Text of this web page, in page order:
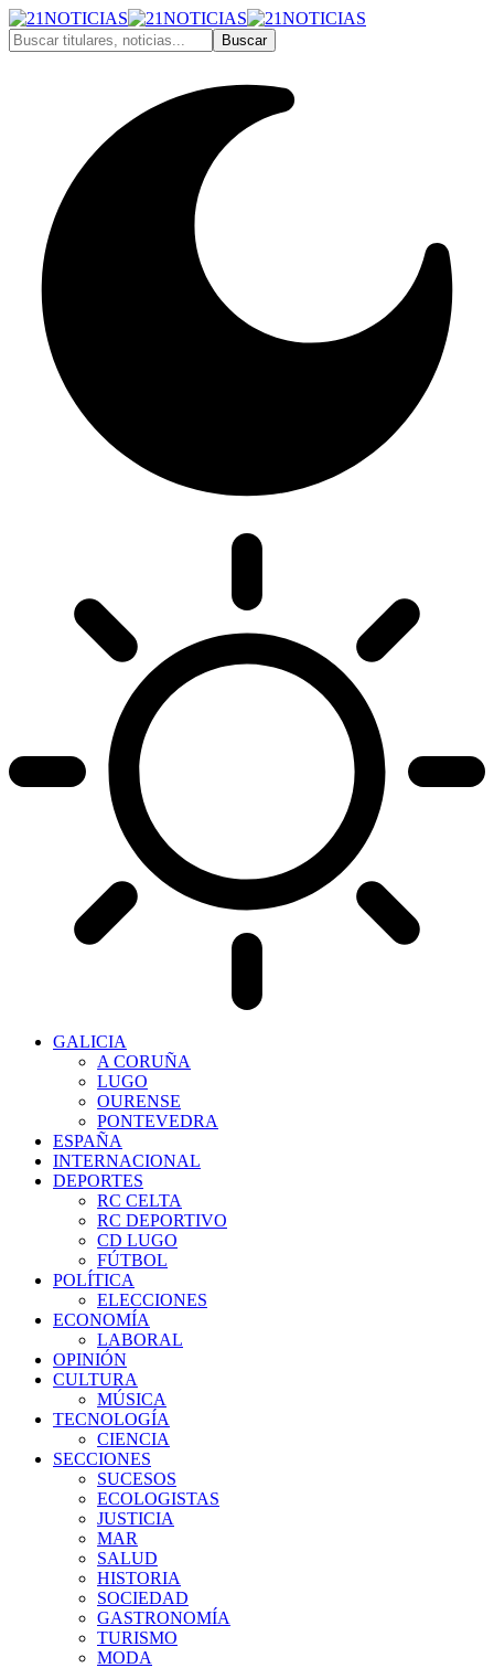
GALICIA
A CORUÑA
LUGO
OURENSE
PONTEVEDRA
ESPAÑA
INTERNACIONAL
DEPORTES
RC CELTA
RC DEPORTIVO
CD LUGO
FÚTBOL
POLÍTICA
ELECCIONES
ECONOMÍA
LABORAL
OPINIÓN
CULTURA
MÚSICA
TECNOLOGÍA
CIENCIA
SECCIONES
SUCESOS
ECOLOGISTAS
JUSTICIA
MAR
SALUD
HISTORIA
SOCIEDAD
GASTRONOMÍA
TURISMO
MODA